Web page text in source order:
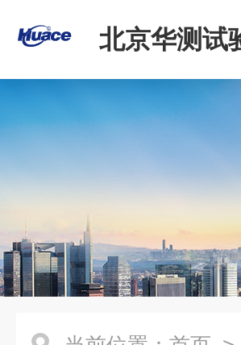
北京华测试